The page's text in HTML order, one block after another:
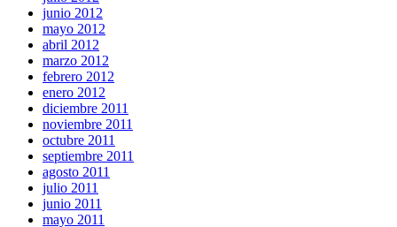
junio 2012
mayo 2012
abril 2012
marzo 2012
febrero 2012
enero 2012
diciembre 2011
noviembre 2011
octubre 2011
septiembre 2011
agosto 2011
julio 2011
junio 2011
mayo 2011